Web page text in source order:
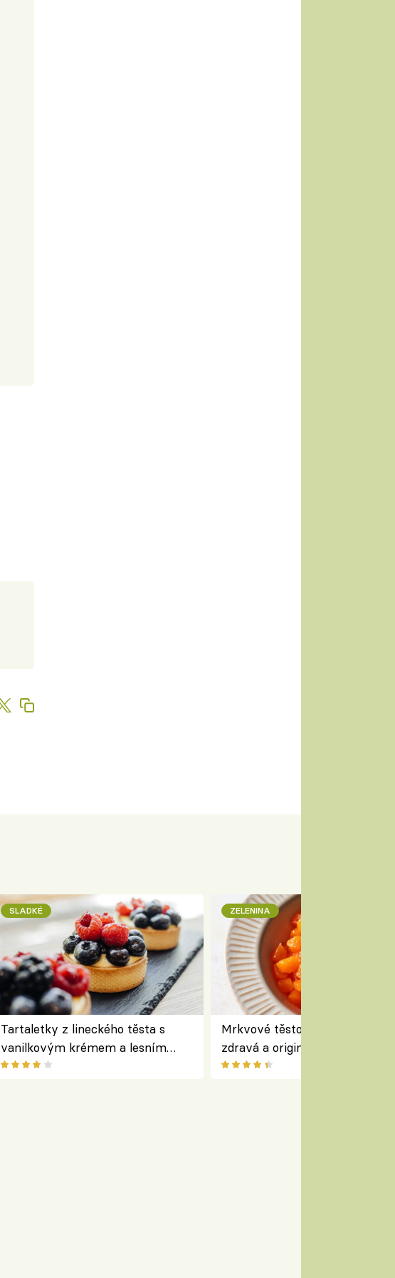
SLADKÉ
Tartaletky z lineckého těsta s
vanilkovým krémem a lesním
ovocem podle Bread Society
ZELENINA
Mrkvové těstoviny bez lepku –
zdravá a originální alternativa
klasiky